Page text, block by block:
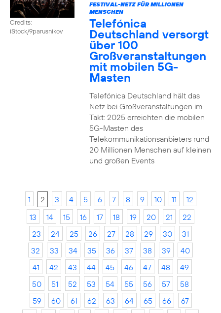
Credits:
iStock/9parusnikov
FESTIVAL-NETZ FÜR MILLIONEN
MENSCHEN
Telefónica
Deutschland versorgt
über 100
Großveranstaltungen
mit mobilen 5G-
Masten
Telefónica Deutschland hält das
Netz bei Großveranstaltungen im
Takt: 2025 erreichten die mobilen
5G-Masten des
Telekommunikationsanbieters rund
20 Millionen Menschen auf kleinen
und großen Events
1 2 3 4 5 6 7 8 9 10 11
12
13
14 15 16 17 18 19 20 21
22
23
24 25 26 27 28 29 30
31
32
33 34 35 36 37 38 39
40
41
42 43 44 45 46 47 48
49
50
51 52 53 54 55 56 57
58
59
60 61 62 63 64 65 66
67